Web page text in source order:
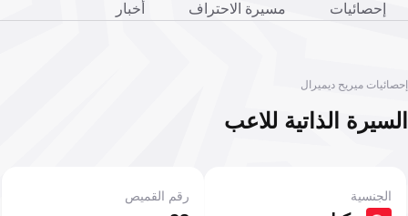
إحصائيات مسيرة الاحتراف أخبار
إحصائيات ميريح ديميرال
السيرة الذاتية للاعب
الجنسية رقم القميص